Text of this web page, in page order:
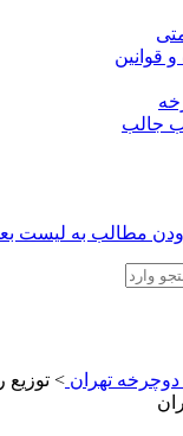
قوانین
جالب
مطالب به لیست
دوچرخه تهران > توزیع